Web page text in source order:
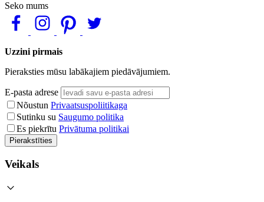
Seko mums
Uzzini pirmais
Pieraksties mūsu labākajiem piedāvājumiem.
E-pasta adrese
Nõustun Privaatsuspoliitikaga
Sutinku su Saugumo politika
Es piekrītu Privātuma politikai
Pierakstīties
Veikals